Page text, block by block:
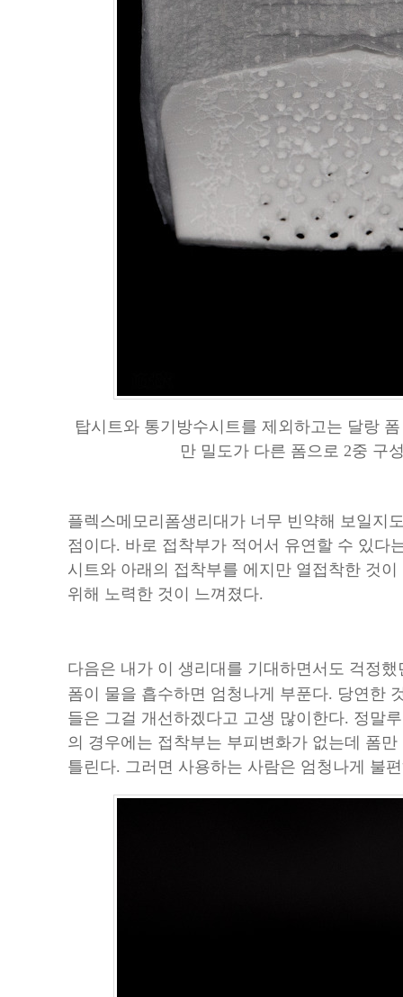
탑시트와 통기방수시트를 제외하고는 달랑
만 밀도가 다른 폼으로 2중 구
플렉스메모리폼생리대가 너무 빈약해 보일지
점이다. 바로 접착부가 적어서 유연할 수 있다
시트와 아래의 접착부를 에지만 열접착한 것
위해 노력한 것이 느껴졌다.
다음은 내가 이 생리대를 기대하면서도 걱정
폼이 물을 흡수하면 엄청나게 부푼다. 당연한
들은 그걸 개선하겠다고 고생 많이한다. 정말
의 경우에는 접착부는 부피변화가 없는데 폼
틀린다. 그러면 사용하는 사람은 엄청나게 불